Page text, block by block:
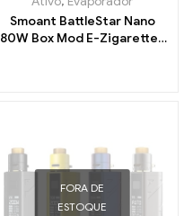
Smoant BattleStar Nano
80W Box Mod E-Zigaretten
FORA DE
ESTOQUE